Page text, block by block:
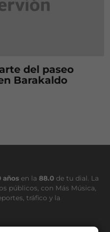
del paseo
Barakaldo
años en la 88.0 de tu dial. La
públicos, con Más Música,
tráfico y la